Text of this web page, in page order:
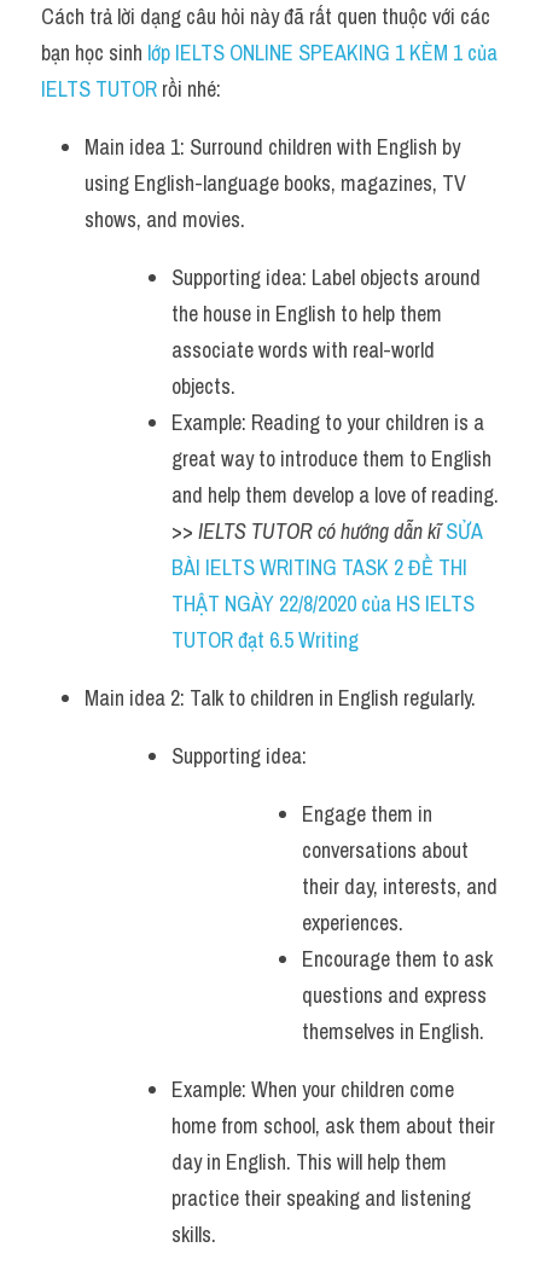
Cách trả lời dạng câu hỏi này đã rất quen thuộc với các
bạn học sinh lớp IELTS ONLINE SPEAKING 1 KÈM 1 của
IELTS TUTOR rồi nhé:
Main idea 1: Surround children with English by
using English-language books, magazines, TV
shows, and movies.
Supporting idea: Label objects around
the house in English to help them
associate words with real-world
objects.
Example: Reading to your children is a
great way to introduce them to English
and help them develop a love of reading.
>> IELTS TUTOR có hướng dẫn kĩ SỬA
BÀI IELTS WRITING TASK 2 ĐỀ THI
THẬT NGÀY 22/8/2020 của HS IELTS
TUTOR đạt 6.5 Writing
Main idea 2: Talk to children in English regularly.
Supporting idea:
Engage them in
conversations about
their day, interests, and
experiences.
Encourage them to ask
questions and express
themselves in English.
Example: When your children come
home from school, ask them about their
day in English. This will help them
practice their speaking and listening
skills.